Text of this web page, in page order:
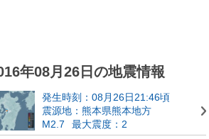
年08月26日の地震情報
発生時刻：08月26日21:46頃
震源地：熊本県熊本地方
M2.7
最大震度：2